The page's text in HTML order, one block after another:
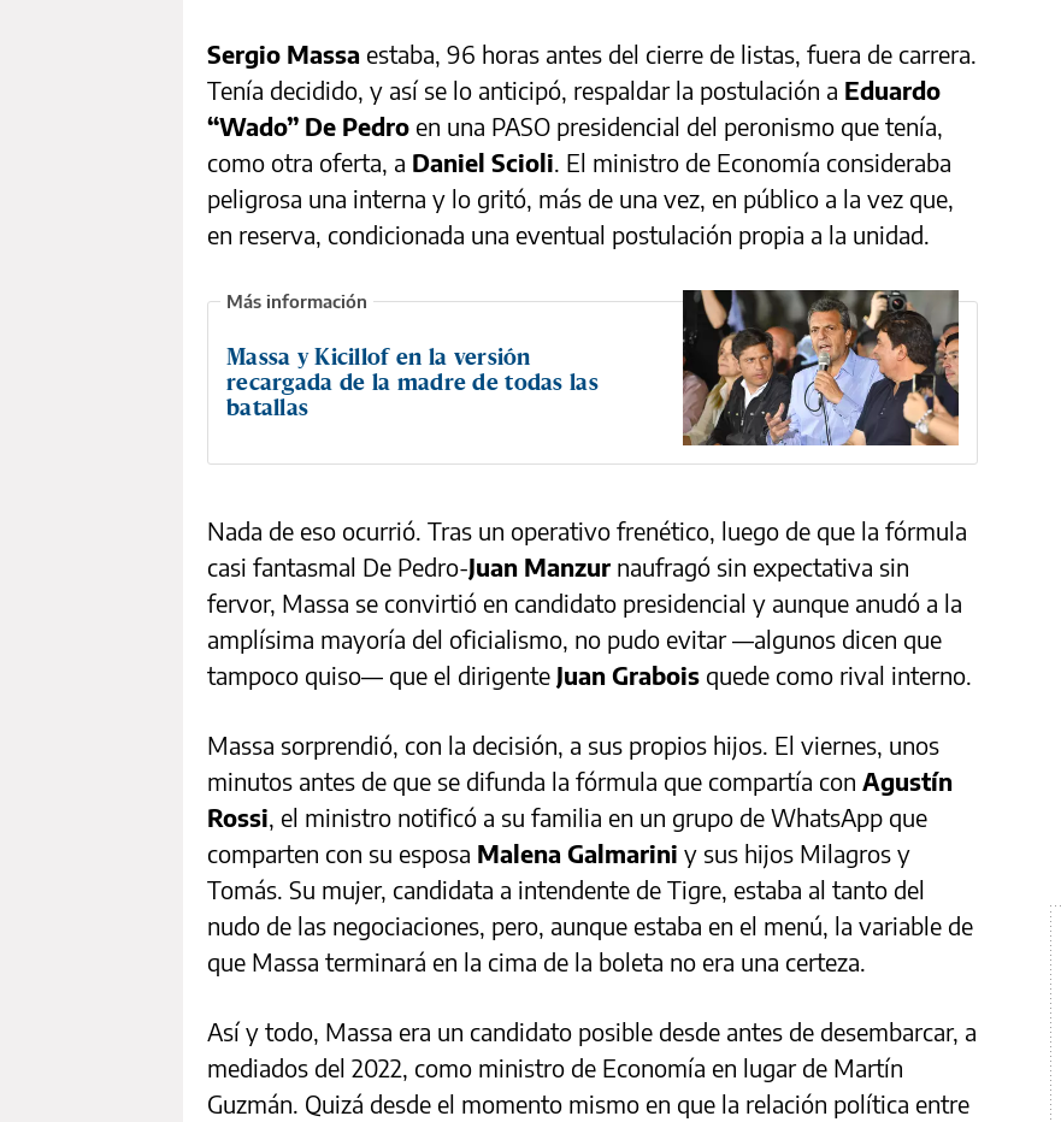
Sergio Massa estaba, 96 horas antes del cierre de listas, fuera de carrera.
Tenía decidido, y así se lo anticipó, respaldar la postulación a Eduardo
“Wado” De Pedro en una PASO presidencial del peronismo que tenía,
como otra oferta, a Daniel Scioli. El ministro de Economía consideraba
peligrosa una interna y lo gritó, más de una vez, en público a la vez que,
en reserva, condicionada una eventual postulación propia a la unidad.
Massa y Kicillof en la versión
recargada de la madre de todas las
batallas
Nada de eso ocurrió. Tras un operativo frenético, luego de que la fórmula
casi fantasmal De Pedro-Juan Manzur naufragó sin expectativa sin
fervor, Massa se convirtió en candidato presidencial y aunque anudó a la
amplísima mayoría del oficialismo, no pudo evitar —algunos dicen que
tampoco quiso— que el dirigente Juan Grabois quede como rival interno.
Massa sorprendió, con la decisión, a sus propios hijos. El viernes, unos
minutos antes de que se difunda la fórmula que compartía con Agustín
Rossi, el ministro notificó a su familia en un grupo de WhatsApp que
comparten con su esposa Malena Galmarini y sus hijos Milagros y
Tomás. Su mujer, candidata a intendente de Tigre, estaba al tanto del
nudo de las negociaciones, pero, aunque estaba en el menú, la variable de
que Massa terminará en la cima de la boleta no era una certeza.
Así y todo, Massa era un candidato posible desde antes de desembarcar, a
mediados del 2022, como ministro de Economía en lugar de Martín
Guzmán. Quizá desde el momento mismo en que la relación política entre